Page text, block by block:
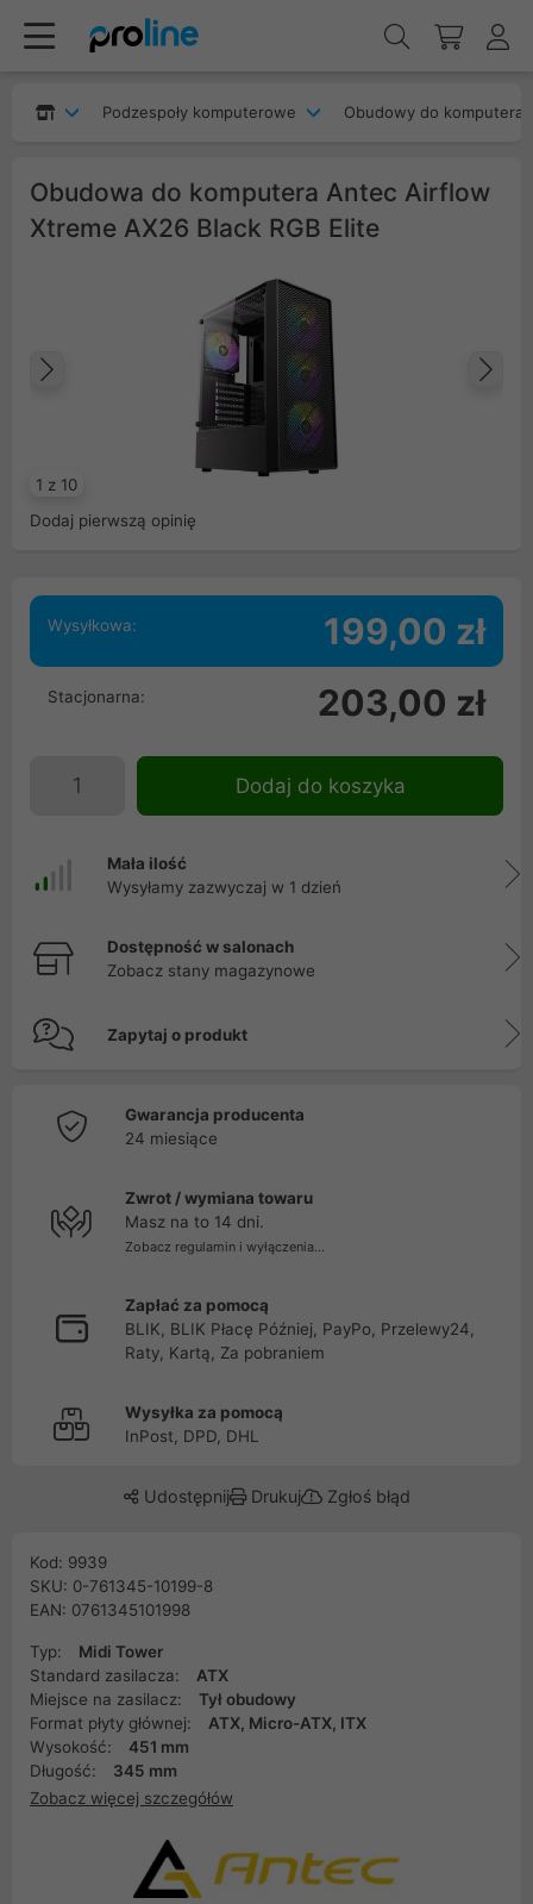
Podzespoły komputerowe Obudowy do komputera
Obudowa do komputera Antec Airflow
Xtreme AX26 Black RGB Elite
1 z 10
Poprzedni
Dodaj pierwszą opinię
Wysyłkowa: 199,00 zł
Stacjonarna: 203,00 zł
Dodaj do koszyka
Mała ilość
Wysyłamy zazwyczaj w 1 dzień
Dostępność w salonach
Zobacz stany magazynowe
Zapytaj o produkt
Gwarancja producenta
24 miesiące
Zwrot / wymiana towaru
Masz na to 14 dni.
Zobacz regulamin i wyłączenia...
Zapłać za pomocą
BLIK, BLIK Płacę Później, PayPo, Przelewy24,
Raty, Kartą, Za pobraniem
Wysyłka za pomocą
InPost, DPD, DHL
Udostępnij Drukuj Zgłoś błąd
Kod: 9939
SKU: 0-761345-10199-8
EAN: 0761345101998
Typ:
Midi Tower
Standard zasilacza:
ATX
Miejsce na zasilacz:
Tył obudowy
Format płyty głównej:
ATX, Micro-ATX, ITX
Wysokość:
451 mm
Długość:
345 mm
Zobacz więcej szczegółów